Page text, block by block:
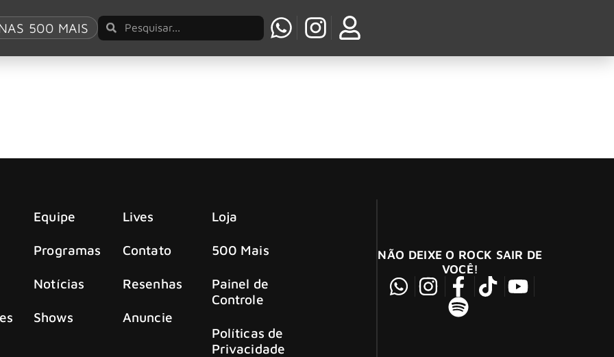
500 MAIS
Equipe
Programas
Notícias
Shows
Lives
Contato
Resenhas
Anuncie
Loja
500 Mais
Painel de
Controle
Políticas de
Privacidade
NÃO DEIXE O ROCK SAIR DE
VOCÊ!